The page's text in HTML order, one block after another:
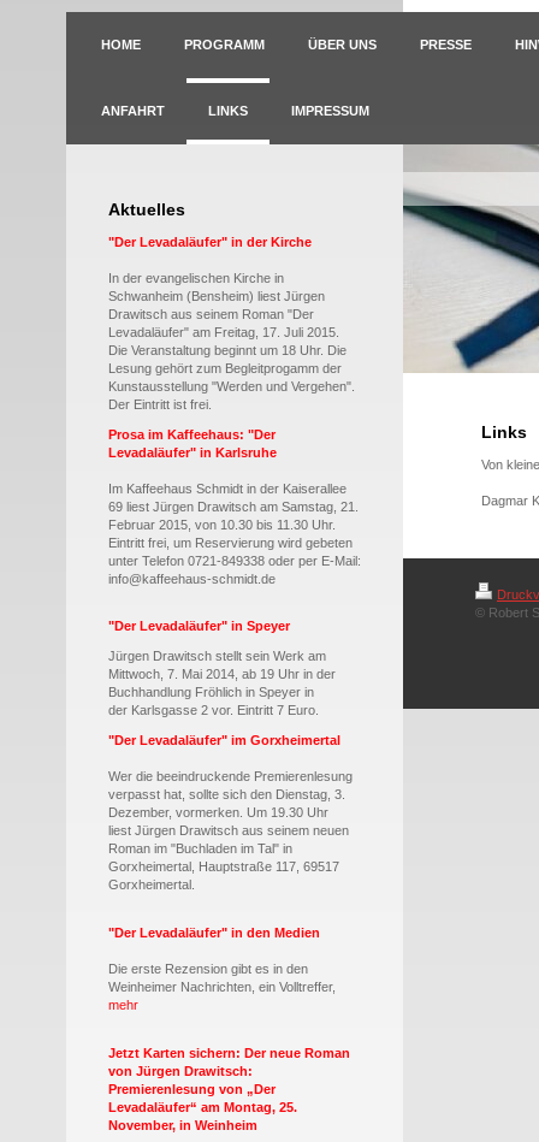
HOME PROGRAMM ÜBER UNS PRESSE
ANFAHRT LINKS IMPRESSUM
Aktuelles
"Der Levadaläufer" in der Kirche
In der evangelischen Kirche in
Schwanheim (Bensheim) liest Jürgen
Drawitsch aus seinem Roman "Der
Levadaläufer" am Freitag, 17. Juli 2015.
Die Veranstaltung beginnt um 18 Uhr. Die
Lesung gehört zum Begleitprogamm der
Kunstausstellung "Werden und Vergehen".
Der Eintritt ist frei.
Prosa im Kaffeehaus: "Der
Levadaläufer" in Karlsruhe
Im Kaffeehaus Schmidt in der Kaiserallee
69 liest Jürgen Drawitsch am Samstag, 21.
Februar 2015, von 10.30 bis 11.30 Uhr.
Eintritt frei, um Reservierung wird gebeten
unter Telefon 0721-849338 oder per E-Mail:
info@kaffeehaus-schmidt.de
"Der Levadaläufer" in Speyer
Jürgen Drawitsch stellt sein Werk am
Mittwoch, 7. Mai 2014, ab 19 Uhr in der
Buchhandlung Fröhlich in Speyer in
der Karlsgasse 2 vor. Eintritt 7 Euro.
"Der Levadaläufer" im Gorxheimertal
Wer die beeindruckende Premierenlesung
verpasst hat, sollte sich den Dienstag, 3.
Dezember, vormerken. Um 19.30 Uhr
liest Jürgen Drawitsch aus seinem neuen
Roman im "Buchladen im Tal" in
Gorxheimertal, Hauptstraße 117, 69517
Gorxheimertal.
"Der Levadaläufer" in den Medien
Die erste Rezension gibt es in den
Weinheimer Nachrichten, ein Volltreffer,
mehr
Jetzt Karten sichern: Der neue Roman
von Jürgen Drawitsch:
Premierenlesung von „Der
Levadaläufer“ am Montag, 25.
November, in Weinheim
Links
Von
Dagmar
© Robert